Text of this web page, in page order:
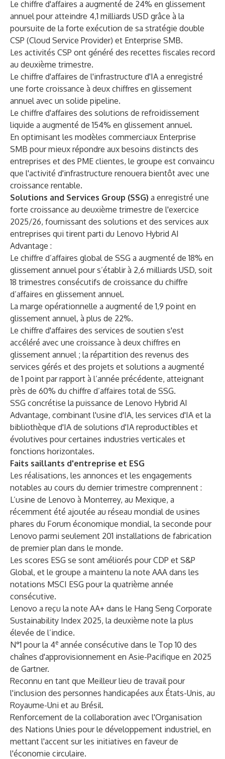
Le chiffre d'affaires a augmenté de 24% en glissement
annuel pour atteindre 4,1 milliards USD grâce à la
poursuite de la forte exécution de sa stratégie double
CSP (Cloud Service Provider) et Enterprise SMB.
Les activités CSP ont généré des recettes fiscales record
au deuxième trimestre.
Le chiffre d'affaires de l'infrastructure d'IA a enregistré
une forte croissance à deux chiffres en glissement
annuel avec un solide pipeline.
Le chiffre d'affaires des solutions de refroidissement
liquide a augmenté de 154% en glissement annuel.
En optimisant les modèles commerciaux Enterprise
SMB pour mieux répondre aux besoins distincts des
entreprises et des PME clientes, le groupe est convaincu
que l'activité d'infrastructure renouera bientôt avec une
croissance rentable.
Solutions and Services Group (SSG) a enregistré une
forte croissance au deuxième trimestre de l'exercice
2025/26, fournissant des solutions et des services aux
entreprises qui tirent parti du Lenovo Hybrid AI
Advantage :
Le chiffre d’affaires global de SSG a augmenté de 18% en
glissement annuel pour s’établir à 2,6 milliards USD, soit
18 trimestres consécutifs de croissance du chiffre
d’affaires en glissement annuel.
La marge opérationnelle a augmenté de 1,9 point en
glissement annuel, à plus de 22%.
Le chiffre d'affaires des services de soutien s'est
accéléré avec une croissance à deux chiffres en
glissement annuel ; la répartition des revenus des
services gérés et des projets et solutions a augmenté
de 1 point par rapport à l’année précédente, atteignant
près de 60% du chiffre d’affaires total de SSG.
SSG concrétise la puissance de Lenovo Hybrid AI
Advantage, combinant l'usine d'IA, les services d'IA et la
bibliothèque d'IA de solutions d'IA reproductibles et
évolutives pour certaines industries verticales et
fonctions horizontales.
Faits saillants d'entreprise et ESG
Les réalisations, les annonces et les engagements
notables au cours du dernier trimestre comprennent :
L’usine de Lenovo à Monterrey, au Mexique, a
récemment été ajoutée au réseau mondial de usines
phares du Forum économique mondial, la seconde pour
Lenovo parmi seulement 201 installations de fabrication
de premier plan dans le monde.
Les scores ESG se sont améliorés pour CDP et S&P
Global, et le groupe a maintenu la note AAA dans les
notations MSCI ESG pour la quatrième année
consécutive.
Lenovo a reçu la note AA+ dans le Hang Seng Corporate
Sustainability Index 2025, la deuxième note la plus
élevée de l’indice.
N°1 pour la 4e année consécutive dans le Top 10 des
chaînes d'approvisionnement en Asie-Pacifique en 2025
de Gartner.
Reconnu en tant que Meilleur lieu de travail pour
l'inclusion des personnes handicapées aux États-Unis, au
Royaume-Uni et au Brésil.
Renforcement de la collaboration avec l'Organisation
des Nations Unies pour le développement industriel, en
mettant l'accent sur les initiatives en faveur de
l'économie circulaire.